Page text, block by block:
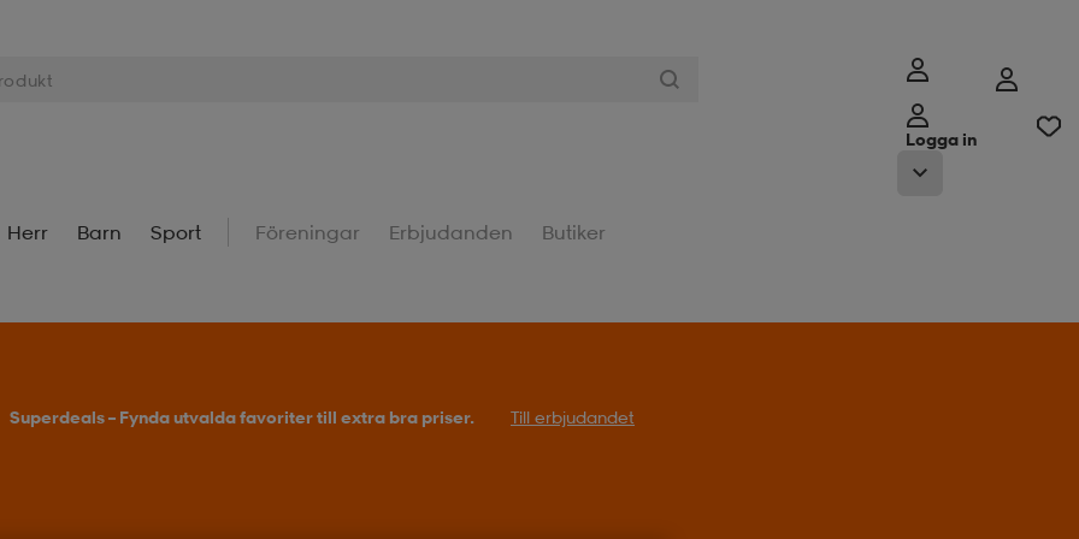
Logga in
Herr Barn Sport Föreningar Erbjudanden Butiker
Superdeals – Fynda utvalda favoriter till extra bra priser. Till erbjudandet